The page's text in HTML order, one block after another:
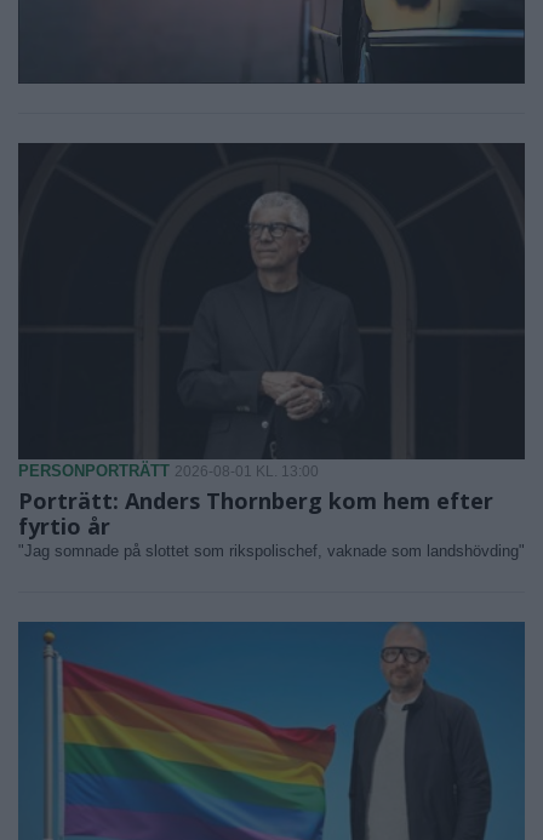
PERSONPORTRÄTT 2026-08-01 KL. 13:00
Porträtt: Anders Thornberg kom hem efter
fyrtio år
"Jag somnade på slottet som rikspolischef, vaknade som landshövding"